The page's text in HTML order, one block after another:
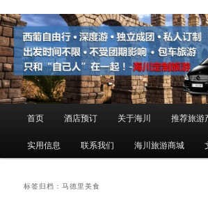
首页 酒店预订 关于海川 推荐旅游
实用信息 联系我们 海川旅游商城
标签归档：马德里美食